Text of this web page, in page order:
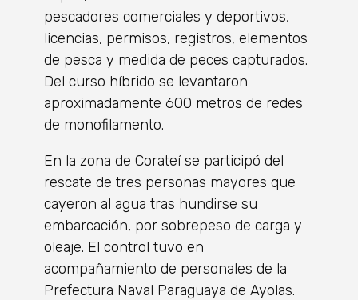
pescadores comerciales y deportivos,
licencias, permisos, registros, elementos
de pesca y medida de peces capturados.
Del curso híbrido se levantaron
aproximadamente 600 metros de redes
de monofilamento.
En la zona de Corateí se participó del
rescate de tres personas mayores que
cayeron al agua tras hundirse su
embarcación, por sobrepeso de carga y
oleaje. El control tuvo en
acompañamiento de personales de la
Prefectura Naval Paraguaya de Ayolas.